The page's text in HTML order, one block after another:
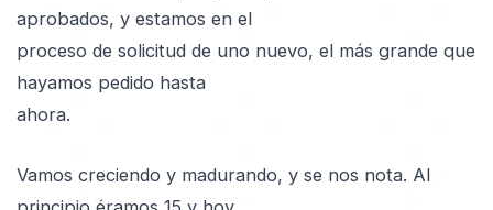
aprobados, y estamos en el
proceso de solicitud de uno nuevo, el más grande que
hayamos pedido hasta
ahora.
Vamos creciendo y madurando, y se nos nota. Al